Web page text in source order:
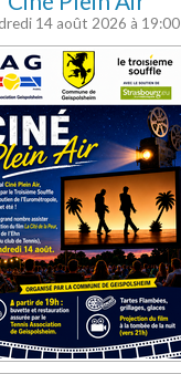
14 août 2026 à 19:00